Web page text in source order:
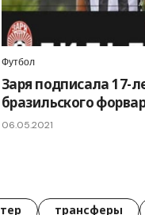
Футбол
Заря подписала 17-
бразильского
06.05.2021
трансферы